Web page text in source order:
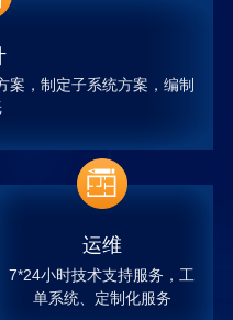
运维
7*24小时技术支持服务，工
单系统、定制化服务
案，制定子系统方案，编制